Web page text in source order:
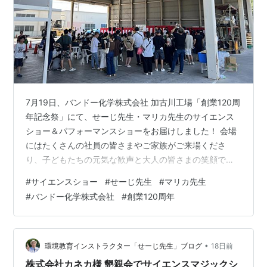
7月19日、バンドー化学株式会社 加古川工場「創業120周
年記念祭」にて、せーじ先生・マリカ先生のサイエンス
ショー＆パフォーマンスショーをお届けしました！ 会場
にはたくさんの社員の皆さまやご家族がご来場くださ
り、子どもたちの元気な歓声と大人の皆さまの笑顔で、
め、ワクワクする科学実験や楽しいパフォーマンスで、
大いに盛り上がりました！ また、吉本興業のお笑いコン
ビ「アンビシャス」の皆さんともご一緒でき、会場は笑
顔いっぱいの素敵なイベントとなりました。 創業120周
年という記念すべき日にお声掛けいただき、本当にあり
がとうございました。 マリカ先生と…
#サイエンスショー #せーじ先生 #マリカ先生
#バンドー化学株式会社 #創業120周年
環境教育インストラクター「せーじ先生」ブログ • 18日前
株式会社カネカ様 懇親会でサイエンスマジックシ